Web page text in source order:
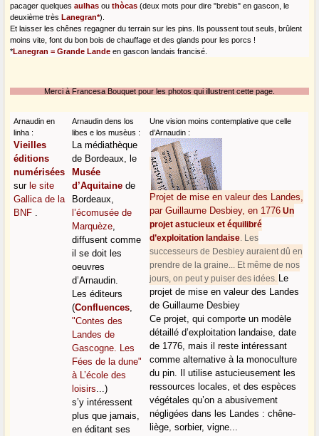
pacager quelquesaulhas outhòcas (deux mots pour dire "brebis" en gascon, le
deuxième trèsLanegran*).
Et laisser les chênes regagner du terrain sur les pins. Ils poussent tout seuls, brûlent
moins vite, font du bon bois de chauffage et des glands pour lesporcs !
*Lanegran = Grande Lande en gascon landais francisé.
Merci à Francesa Bouquet pour les photos qui illustrent cette page.
Arnaudin en
linha :
Vieilles
éditions
numérisées
sur le site
Gallica de la
BNF .
Arnaudin dens los
libes e losmusèus :
La médiathèque
de Bordeaux, le
Musée
d’Aquitaine de
Bordeaux,
l’écomusée de
Marquèze,
diffusent comme
il se doit les
oeuvres
d’Arnaudin.
Les éditeurs
(Confluences,
"Contes des
Landes de
Gascogne. Les
Fées de la dune"
à L’école des
loisirs...)
s’y intéressent
plus que jamais,
en éditant ses
Une vision moins contemplative que celle
d’Arnaudin :
Projet de mise en valeur des Landes,
par Guillaume Desbiey, en 1776 Un
projet astucieux et équilibré
d’exploitation landaise . Les
successeurs de Desbiey auraient dû en
prendre de la graine... Et même de nos
jours, on peut y puiser des idées. Le
projet de mise en valeur des Landes
de Guillaume Desbiey
Ce projet, qui comporte un modèle
détaillé d’exploitation landaise, date
de 1776, mais il reste intéressant
comme alternative à la monoculture
du pin. Il utilise astucieusement les
ressources locales, et des espèces
végétales qu’on a abusivement
négligées dans les Landes : chêne-
liège, sorbier, vigne...